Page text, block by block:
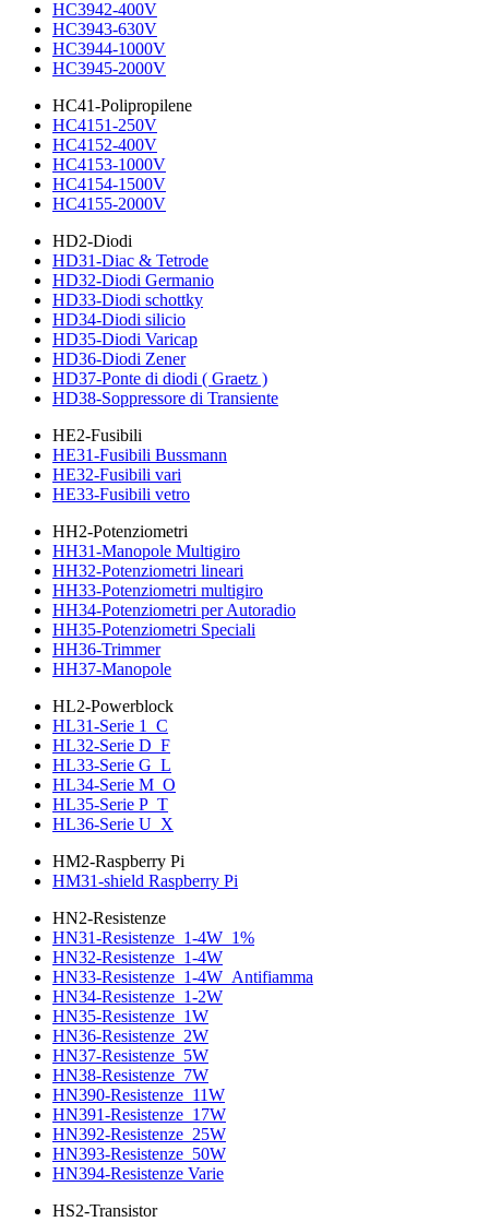
HC3942-400V
HC3943-630V
HC3944-1000V
HC3945-2000V
HC41-Polipropilene
HC4151-250V
HC4152-400V
HC4153-1000V
HC4154-1500V
HC4155-2000V
HD2-Diodi
HD31-Diac & Tetrode
HD32-Diodi Germanio
HD33-Diodi schottky
HD34-Diodi silicio
HD35-Diodi Varicap
HD36-Diodi Zener
HD37-Ponte di diodi ( Graetz )
HD38-Soppressore di Transiente
HE2-Fusibili
HE31-Fusibili Bussmann
HE32-Fusibili vari
HE33-Fusibili vetro
HH2-Potenziometri
HH31-Manopole Multigiro
HH32-Potenziometri lineari
HH33-Potenziometri multigiro
HH34-Potenziometri per Autoradio
HH35-Potenziometri Speciali
HH36-Trimmer
HH37-Manopole
HL2-Powerblock
HL31-Serie 1_C
HL32-Serie D_F
HL33-Serie G_L
HL34-Serie M_O
HL35-Serie P_T
HL36-Serie U_X
HM2-Raspberry Pi
HM31-shield Raspberry Pi
HN2-Resistenze
HN31-Resistenze_1-4W_1%
HN32-Resistenze_1-4W
HN33-Resistenze_1-4W_Antifiamma
HN34-Resistenze_1-2W
HN35-Resistenze_1W
HN36-Resistenze_2W
HN37-Resistenze_5W
HN38-Resistenze_7W
HN390-Resistenze_11W
HN391-Resistenze_17W
HN392-Resistenze_25W
HN393-Resistenze_50W
HN394-Resistenze Varie
HS2-Transistor